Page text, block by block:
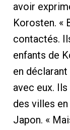
avoir
Korosten. «
contactés.
enfants de
en
avec eux.
des villes en
Japon. «